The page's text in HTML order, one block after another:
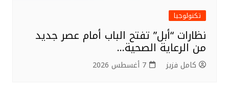
تكنولوجيا
نظارات “أبل” تفتح الباب أمام عصر جديد
من الرعاية الصحية…
كامل فزيز 7 أغسطس 2026